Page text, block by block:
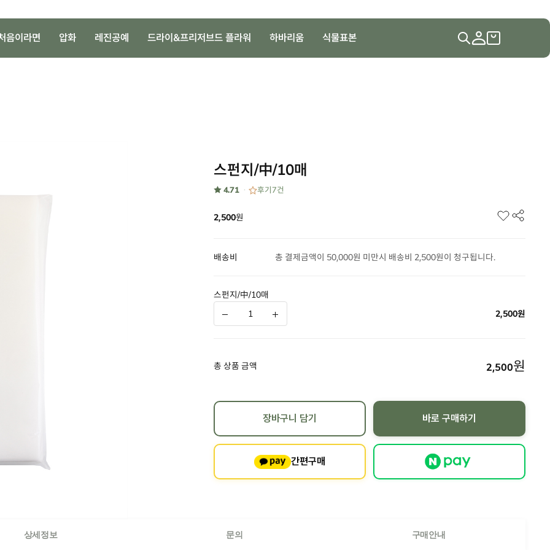
음이라면 압화 레진공예 드라이&프리저브드 플라워 하바리움 식물표본
스펀지/中/10매
★ 4.71 후기7건
2,500원
배송비 총 결제금액이 50,000원 미만시 배송비 2,500원이 청구됩니다.
스펀지/中/10매
2,500원
총 상품 금액 2,500원
장바구니 담기 바로 구매하기
간편구매
상세정보 문의 구매안내